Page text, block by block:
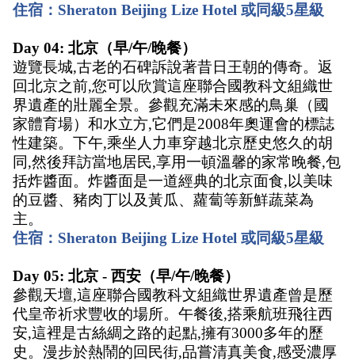
住宿：Sheraton Beijing Lize Hotel 或同級5星級
Day 04: 北京（早/午/晚餐）
遊覽長城,古老的石碑訴說著昔日王朝的傳奇。返
回北京之前,您可以欣賞這座聯合國教科文組織世
界遺產的壯麗全景。參觀充滿未來感的鳥巢（國
家體育場）和水立方,它們是2008年奧運會的標誌
性建築。下午,乘坐人力車穿越北京歷史悠久的胡
同,然後拜訪當地居民,享用一頓溫馨的家常晚餐,包
括炸醬面。炸醬面是一道經典的北京面食,以美味
的豆醬、豬肉丁以及黃瓜、蘿蔔等新鮮蔬菜為
主。
住宿：Sheraton Beijing Lize Hotel 或同級5星級
Day 05: 北京 - 西安（早/午/晚餐）
參觀天壇,這座聯合國教科文組織世界遺產曾是歷
代皇帝祈求豐收的場所。午餐後,搭乘航班飛往西
安,這裡是古絲綢之路的起點,擁有3000多年的歷
史。漫步於熱鬧的回民街,品嘗清真美食,感受濃厚